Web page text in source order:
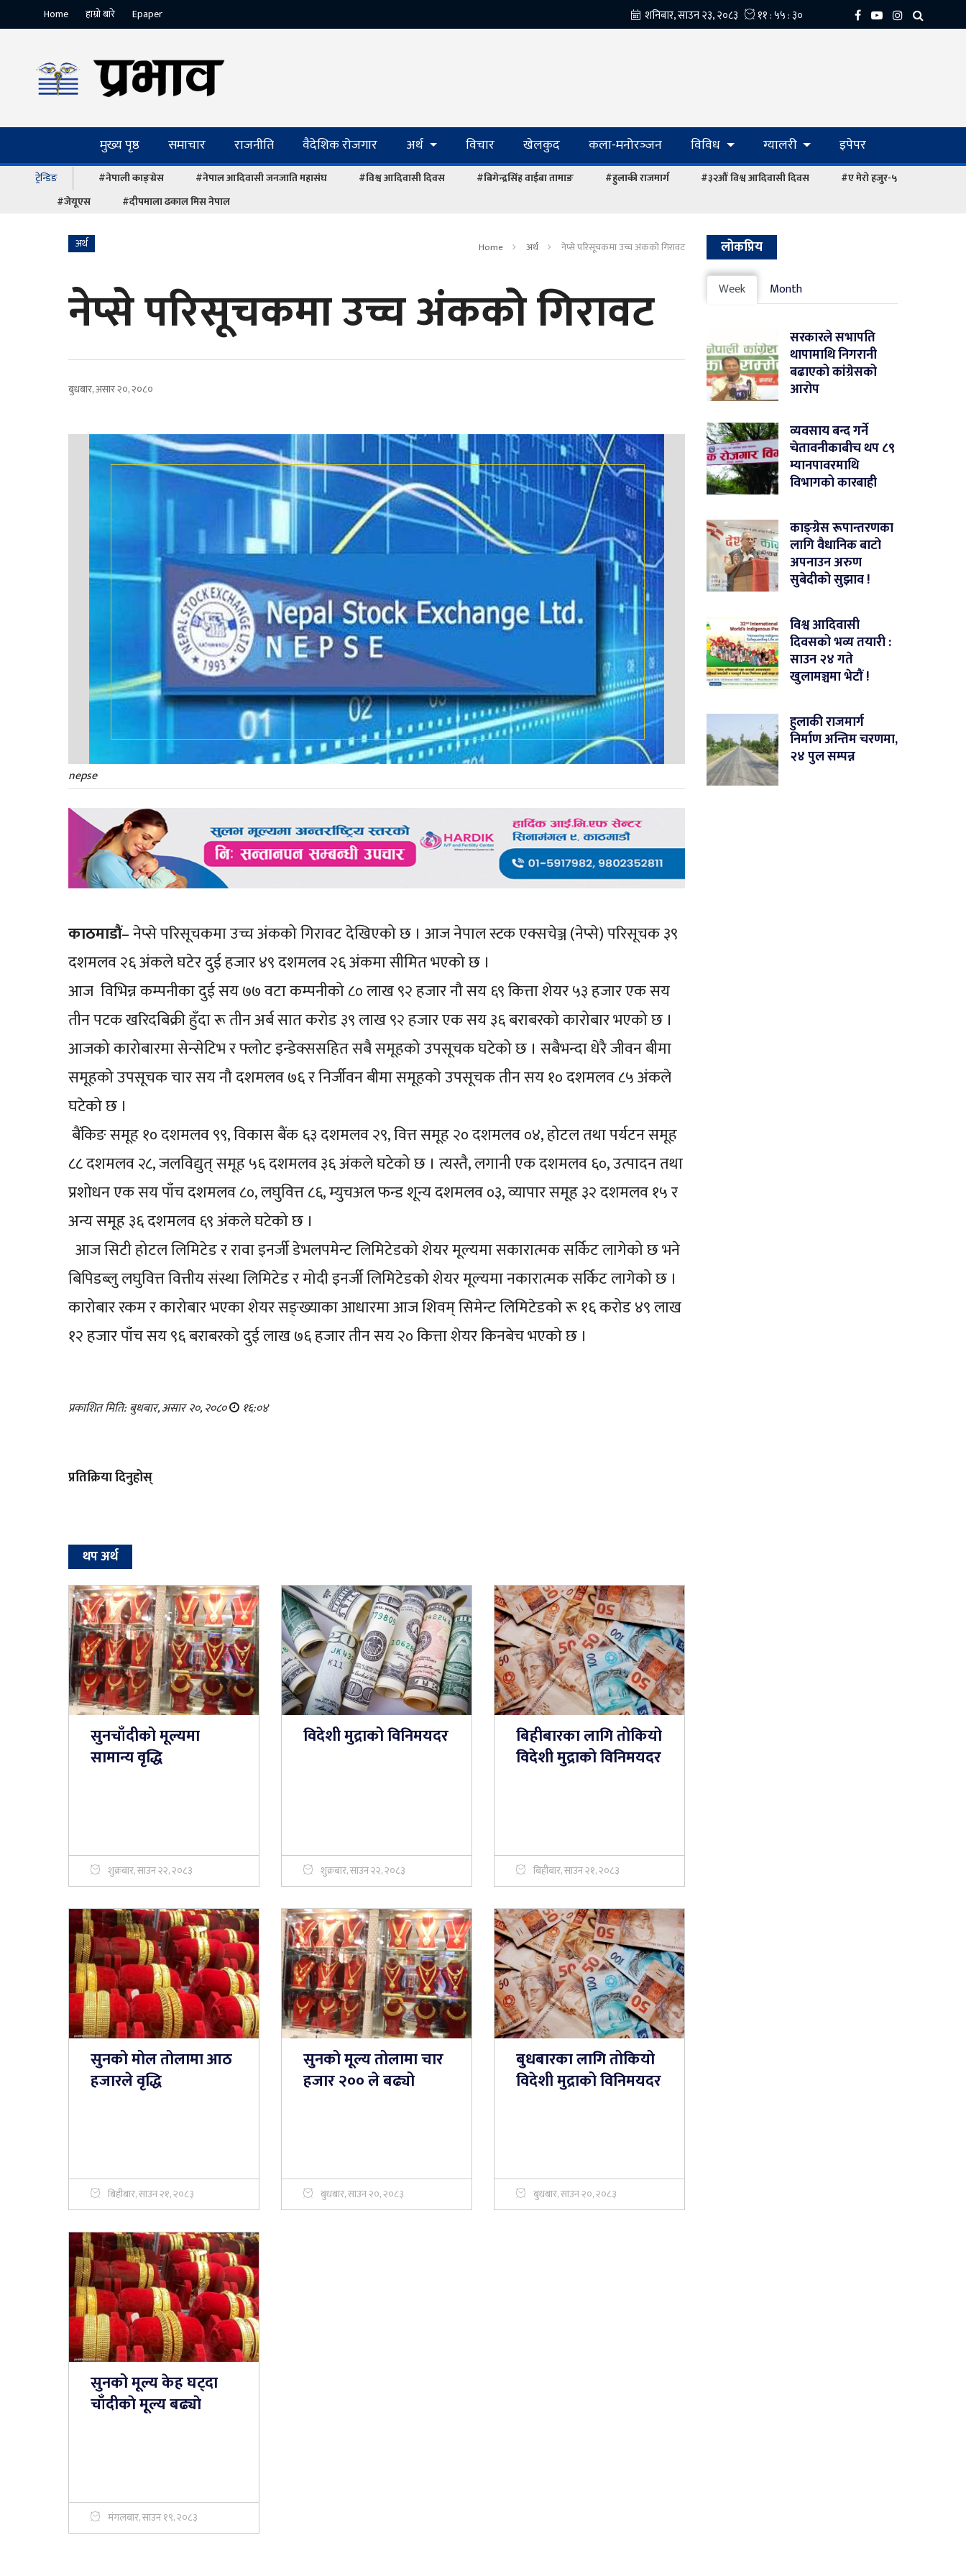
Home हाम्रो बारे Epaper
मुख्य पृष्ठ समाचार राजनीति वैदेशिक रोजगार अर्थ विचार खेलकुद कला-मनोरञ्‍जन विविध ग्यालरी इपेपर
ट्रेन्डिङ #नेपाली काङ्ग्रेस #नेपाल आदिवासी जनजाति महासंघ #विश्व आदिवासी दिवस #बिगेन्द्रसिंह वाईबा तामाङ #हुलाकी राजमार्ग #३२औं विश्व आदिवासी दिवस
#ए मेरो हजुर-५
#जेयूएस
#दीपमाला ढकाल मिस नेपाल
अर्थ Home अर्थ नेप्से परिसूचकमा उच्च अंकको गिरावट
नेप्से परिसूचकमा उच्च अंकको गिरावट
बुधबार, असार २०, २०८०
nepse
काठमाडौं– नेप्से परिसूचकमा उच्च अंकको गिरावट देखिएको छ । आज नेपाल स्टक एक्सचेञ्ज (नेप्से) परिसूचक ३९
दशमलव २६ अंकले घटेर दुई हजार ४९ दशमलव २६ अंकमा सीमित भएको छ ।
आज विभिन्न कम्पनीका दुई सय ७७ वटा कम्पनीको ८० लाख ९२ हजार नौ सय ६९ कित्ता शेयर ५३ हजार एक सय
तीन पटक खरिदबिक्री हुँदा रू तीन अर्ब सात करोड ३९ लाख ९२ हजार एक सय ३६ बराबरको कारोबार भएको छ ।
आजको कारोबारमा सेन्सेटिभ र फ्लोट इन्डेक्ससहित सबै समूहको उपसूचक घटेको छ । सबैभन्दा धेरै जीवन बीमा
समूहको उपसूचक चार सय नौ दशमलव ७६ र निर्जीवन बीमा समूहको उपसूचक तीन सय १० दशमलव ८५ अंकले
घटेको छ ।
बैंकिङ समूह १० दशमलव ९९, विकास बैंक ६३ दशमलव २९, वित्त समूह २० दशमलव ०४, होटल तथा पर्यटन समूह
८८ दशमलव २८, जलविद्युत् समूह ५६ दशमलव ३६ अंकले घटेको छ । त्यस्तै, लगानी एक दशमलव ६०, उत्पादन तथा
प्रशोधन एक सय पाँच दशमलव ८०, लघुवित्त ८६, म्युचअल फन्ड शून्य दशमलव ०३, व्यापार समूह ३२ दशमलव १५ र
अन्य समूह ३६ दशमलव ६९ अंकले घटेको छ ।
आज सिटी होटल लिमिटेड र रावा इनर्जी डेभलपमेन्ट लिमिटेडको शेयर मूल्यमा सकारात्मक सर्किट लागेको छ भने
बिपिडब्लु लघुवित्त वित्तीय संस्था लिमिटेड र मोदी इनर्जी लिमिटेडको शेयर मूल्यमा नकारात्मक सर्किट लागेको छ ।
कारोबार रकम र कारोबार भएका शेयर सङ्ख्याका आधारमा आज शिवम् सिमेन्ट लिमिटेडको रू १६ करोड ४९ लाख
१२ हजार पाँच सय ९६ बराबरको दुई लाख ७६ हजार तीन सय २० कित्ता शेयर किनबेच भएको छ ।
प्रकाशित मिति: बुधबार, असार २०, २०८० १६:०४
प्रतिक्रिया दिनुहोस्
थप अर्थ
सुनचाँदीको मूल्यमा
सामान्य वृद्धि
शुक्रबार, साउन २२, २०८३
विदेशी मुद्राको विनिमयदर
शुक्रबार, साउन २२, २०८३
बिहीबारका लागि तोकियो
विदेशी मुद्राको विनिमयदर
बिहीबार, साउन २१, २०८३
सुनको मोल तोलामा आठ
हजारले वृद्धि
बिहीबार, साउन २१, २०८३
सुनको मूल्य तोलामा चार
हजार २०० ले बढ्यो
बुधबार, साउन २०, २०८३
बुधबारका लागि तोकियो
विदेशी मुद्राको विनिमयदर
बुधबार, साउन २०, २०८३
सुनको मूल्य केह घट्दा
चाँदीकाे मूल्य बढ्याे
मंगलबार, साउन १९, २०८३
लोकप्रिय
Week Month
सरकारले सभापति
थापामाथि निगरानी
बढाएको कांग्रेसको
आरोप
व्यवसाय बन्द गर्ने
चेतावनीकाबीच थप ८९
म्यानपावरमाथि
विभागको कारबाही
काङ्ग्रेस रूपान्तरणका
लागि वैधानिक बाटो
अपनाउन अरुण
सुबेदीको सुझाव !
विश्व आदिवासी
दिवसको भव्य तयारी :
साउन २४ गते
खुलामञ्चमा भेटौं !
हुलाकी राजमार्ग
निर्माण अन्तिम चरणमा,
२४ पुल सम्पन्न